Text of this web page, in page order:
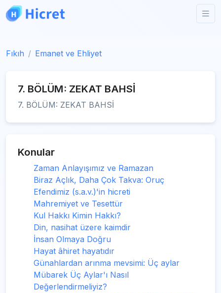
Fıkıh Emanet ve Ehliyet
7. BÖLÜM: ZEKAT BAHSİ
7. BÖLÜM: ZEKAT BAHSİ
Konular
Zaman Anlayışımız ve Ramazan
Biraz Açlık, Daha Çok Takva: Oruç
Efendimiz (s.a.v.)'in hicreti
Mahremiyet ve Tesettür
Kul Hakkı Kimin Hakkı?
Din, nasihat üzere kaimdir
İnsan Olmaya Doğru
Hayat âhiret hayatıdır
Günahlardan arınma mevsimi: Üç aylar
Mübarek Üç Aylar'ı Nasıl
Değerlendirmeliyiz?